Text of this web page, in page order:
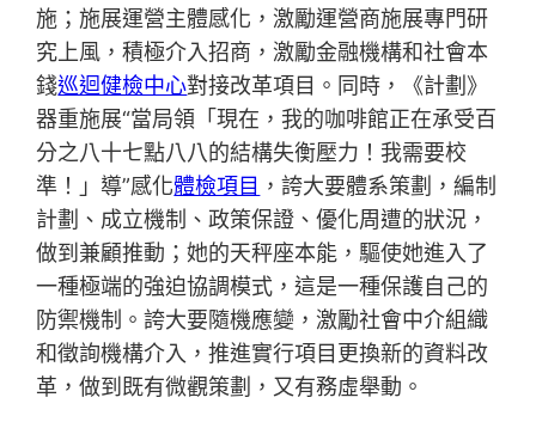
施；施展運營主體感化，激勵運營商施展專門研
究上風，積極介入招商，激勵金融機構和社會本
錢巡迴健檢中心對接改革項目。同時，《計劃》
器重施展“當局領「現在，我的咖啡館正在承受百
分之八十七點八八的結構失衡壓力！我需要校
準！」導”感化體檢項目 ，誇大要體系策劃，編制
計劃、成立機制、政策保證、優化周遭的狀況，
做到兼顧推動；她的天秤座本能，驅使她進入了
一種極端的強迫協調模式，這是一種保護自己的
防禦機制。誇大要隨機應變，激勵社會中介組織
和徵詢機構介入，推進實行項目更換新的資料改
革，做到既有微觀策劃，又有務虛舉動。